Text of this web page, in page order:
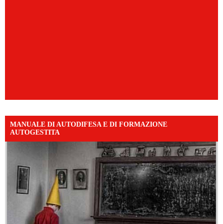
MANUALE DI AUTODIFESA E DI FORMAZIONE
AUTOGESTITA